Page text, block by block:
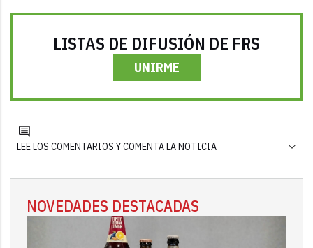
LISTAS DE DIFUSIÓN DE FRS
UNIRME
LEE LOS COMENTARIOS Y COMENTA LA NOTICIA
NOVEDADES DESTACADAS